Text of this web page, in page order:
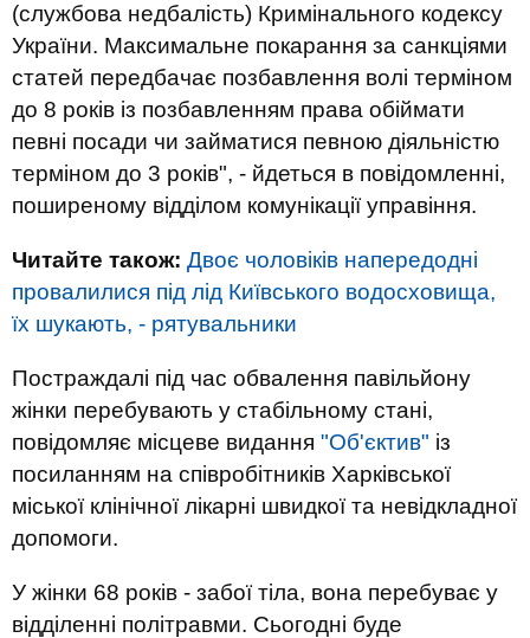
(службова недбалість) Кримінального кодексу
України. Максимальне покарання за санкціями
статей передбачає позбавлення волі терміном
до 8 років із позбавленням права обіймати
певні посади чи займатися певною діяльністю
терміном до 3 років", - йдеться в повідомленні,
поширеному відділом комунікації управіння.
Читайте також: Двоє чоловіків напередодні
провалилися під лід Київського водосховища,
їх шукають, - рятувальники
Постраждалі під час обвалення павільйону
жінки перебувають у стабільному стані,
повідомляє місцеве видання "Об'єктив" із
посиланням на співробітників Харківської
міської клінічної лікарні швидкої та невідкладної
допомоги.
У жінки 68 років - забої тіла, вона перебуває у
відділенні політравми. Сьогодні буде